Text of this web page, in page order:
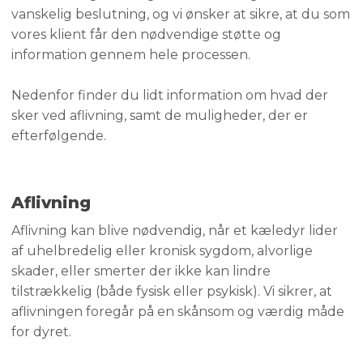
vanskelig beslutning, og vi ønsker at sikre, at du som
vores klient får den nødvendige støtte og
information gennem hele processen.
Nedenfor finder du lidt information om hvad der
sker ved aflivning, samt de muligheder, der er
efterfølgende.​
Aflivning
​Aflivning kan blive nødvendig, når et kæledyr lider
af uhelbredelig eller kronisk sygdom, alvorlige
skader, eller smerter der ikke kan lindre
tilstrækkelig (både fysisk eller psykisk). Vi sikrer, at
aflivningen foregår på en skånsom og værdig måde
for dyret.